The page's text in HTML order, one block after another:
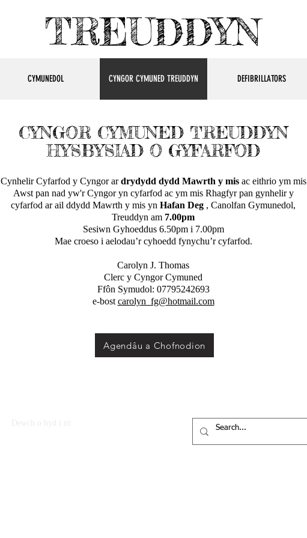
TREUDDYN
CYMUNEDOL CYNGOR CYMUNED TREUDDYN DEFIBRILLATORS
Cynhelir Cyfarfod y Cyngor ardrydydd dydd Mawrth y misac eithrio ym mis
Awst pan nad yw'r Cyngor yn cyfarfod ac ym mis Rhagfyr pan gynhelir y
cyfarfod ar ail ddydd Mawrth y mis yn Hafan Deg , Canolfan Gymunedol,
Treuddyn am 7.00pm
Sesiwn Gyhoeddus 6.50pm i 7.00pm
Mae croeso i aelodau’r cyhoedd fynychu’r cyfarfod.
Carolyn J. Thomas
Clerc y Cyngor Cymuned
Ffôn Symudol: 07795242693
e-bost carolyn_fg@hotmail.com
Agendâu a Chofnodion
CYNGOR CYMUNED TREUDDYN
HYSBYSIAD O GYFARFOD